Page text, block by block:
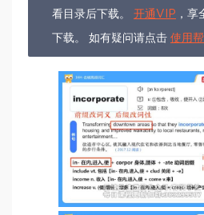
看目录后下载。 开通VIP ，
下载。 如有疑问请点击 使用